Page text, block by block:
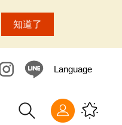
知道了
Language